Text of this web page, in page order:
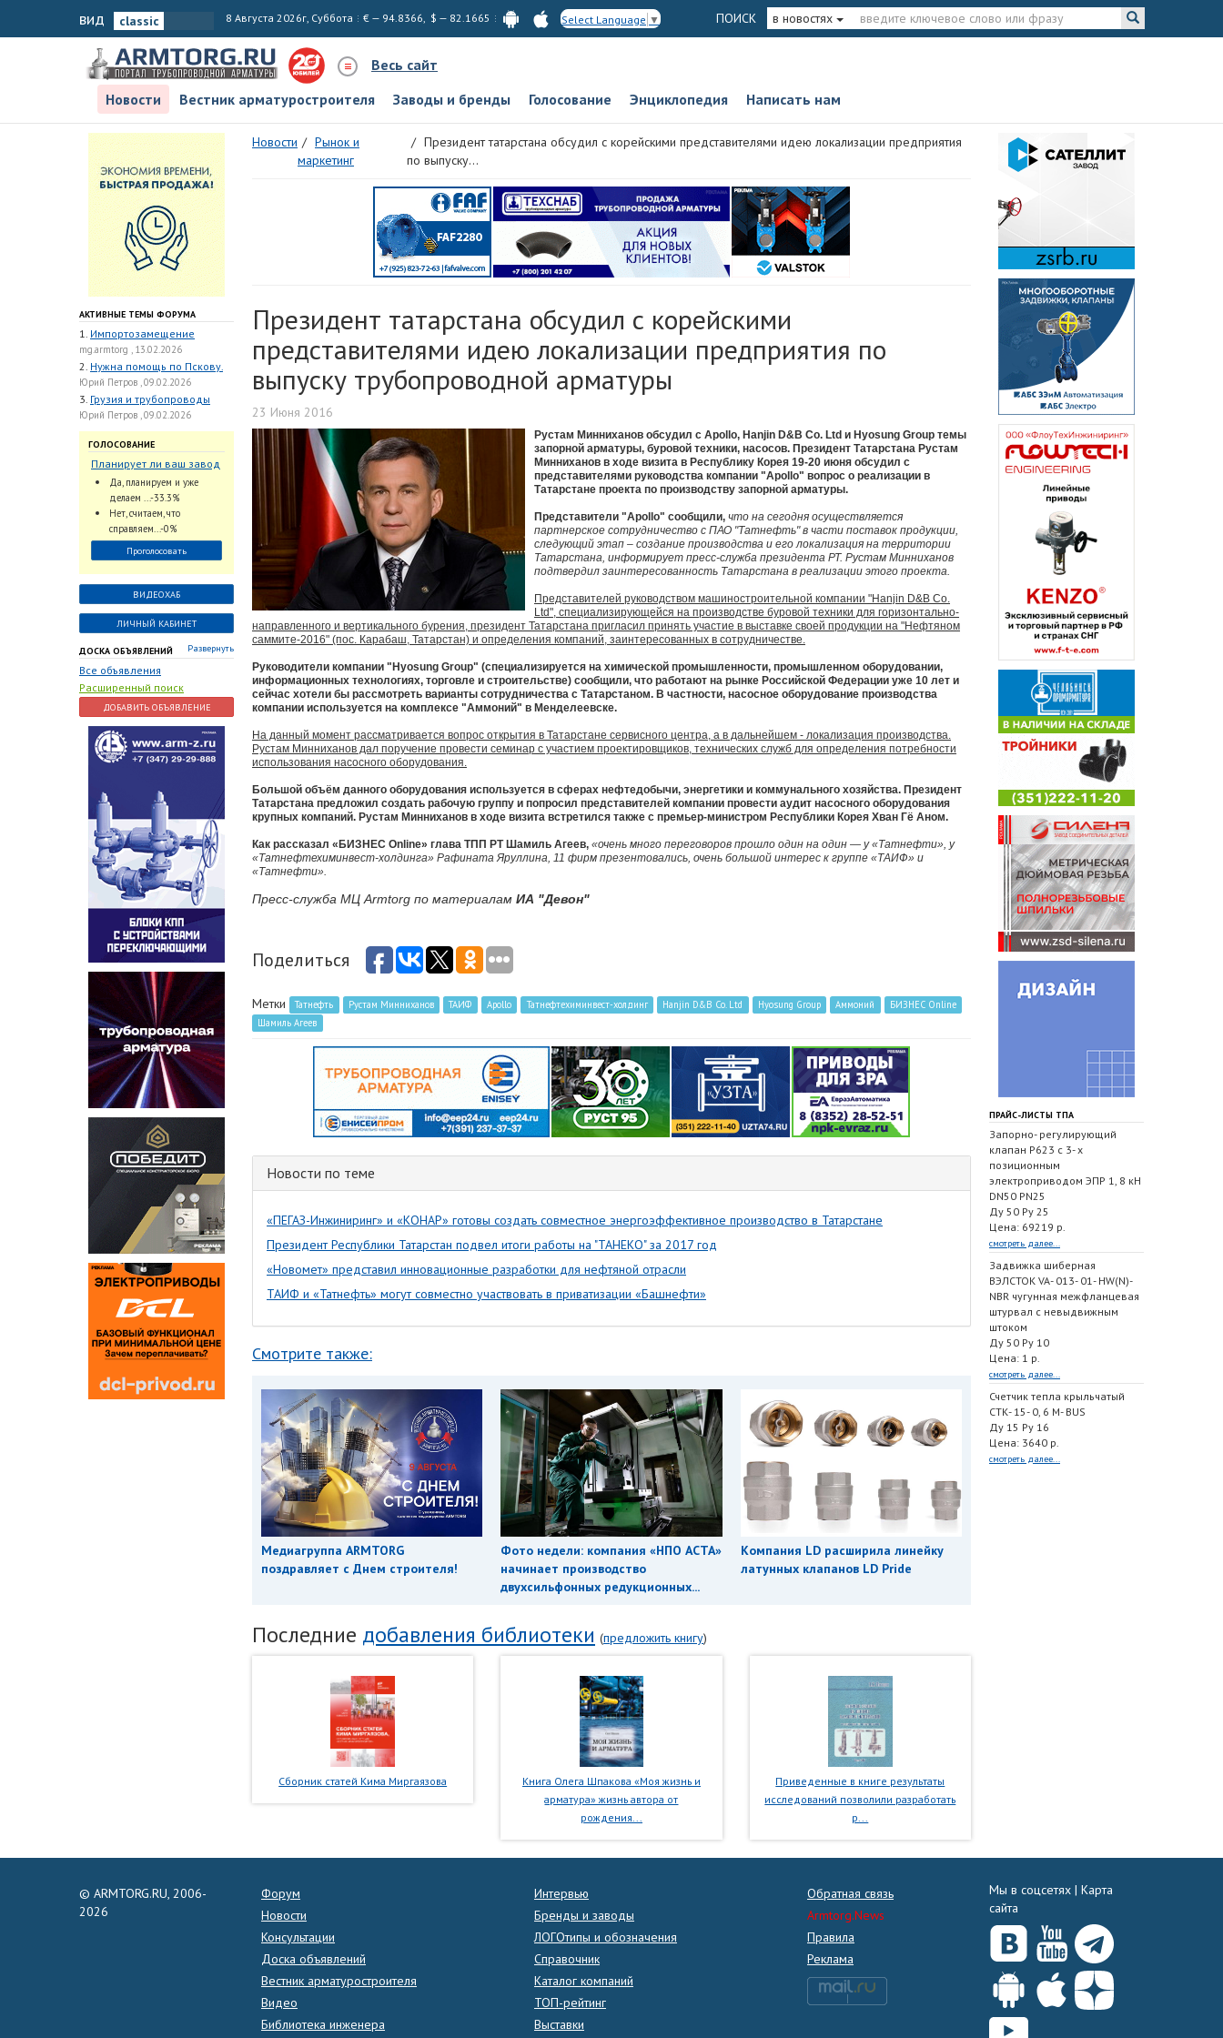
вид 8 Августа 2026г, Суббота € — 94.8366, $ — 82.1665 Select Language ▼ ПОИСК в новостях
Весь сайт
Новости
Вестник арматуростроителя Заводы и бренды Голосование Энциклопедия Написать нам
АКТИВНЫЕ ТЕМЫ ФОРУМА
1. Импортозамещение
mg.armtorg , 13.02.2026
2. Нужна помощь по Пскову.
Юрий Петров , 09.02.2026
3. Грузия и трубопроводы
Юрий Петров , 09.02.2026
ГОЛОСОВАНИЕ
Планирует ли ваш завод
использовать
промышленный
интеллект и цифровые
заказы для ускорения
обработки заказов и
оперативной отгрузки
продукции конечному
потребителю?
Да, планируем и уже
делаем ...-33.3%
Нет, считаем, что
справляем...-0%
Проголосовать
ВИДЕОХАБ
ЛИЧНЫЙ КАБИНЕТ
ДОСКА ОБЪЯВЛЕНИЙ Развернуть
Все объявления
Расширенный поиск
ДОБАВИТЬ ОБЪЯВЛЕНИЕ
Новости
Рынок и
маркетинг
Президент татарстана обсудил с корейскими представителями идею локализации предприятия
по выпуску...
Президент татарстана обсудил с корейскими
представителями идею локализации предприятия по
выпуску трубопроводной арматуры
23 Июня 2016
Рустам Минниханов обсудил с Apollo, Hanjin D&B Co. Ltd и Hyosung Group темы
запорной арматуры, буровой техники, насосов. Президент Татарстана Рустам
Минниханов в ходе визита в Республику Корея 19-20 июня обсудил с
представителями руководства компании "Apollo" вопрос о реализации в
Татарстане проекта по производству запорной арматуры.
Представители "Apollo" сообщили, что на сегодня осуществляется
партнерское сотрудничество с ПАО "Татнефть" в части поставок продукции,
следующий этап – создание производства и его локализация на территории
Татарстана, информирует пресс-служба президента РТ. Рустам Минниханов
подтвердил заинтересованность Татарстана в реализации этого проекта.
Представителей руководством машиностроительной компании "Hanjin D&B Co.
Ltd", специализирующейся на производстве буровой техники для горизонтально-
направленного и вертикального бурения, президент Татарстана пригласил принять участие в выставке своей продукции на "Нефтяном
саммите-2016" (пос. Карабаш, Татарстан) и определения компаний, заинтересованных в сотрудничестве.
Руководители компании "Hyosung Group" (специализируется на химической промышленности, промышленном оборудовании,
информационных технологиях, торговле и строительстве) сообщили, что работают на рынке Российской Федерации уже 10 лет и
сейчас хотели бы рассмотреть варианты сотрудничества с Татарстаном. В частности, насосное оборудование производства
компании используется на комплексе "Аммоний" в Менделеевске.
На данный момент рассматривается вопрос открытия в Татарстане сервисного центра, а в дальнейшем - локализация производства.
Рустам Минниханов дал поручение провести семинар с участием проектировщиков, технических служб для определения потребности
использования насосного оборудования.
Большой объём данного оборудования используется в сферах нефтедобычи, энергетики и коммунального хозяйства. Президент
Татарстана предложил создать рабочую группу и попросил представителей компании провести аудит насосного оборудования
крупных компаний. Рустам Минниханов в ходе визита встретился также с премьер-министром Республики Корея Хван Гё Аном.
Как рассказал «БИЗНЕС Online» глава ТПП РТ Шамиль Агеев, «очень много переговоров прошло один на один — у «Татнефти», у
«Татнефтехиминвест-холдинга» Рафината Яруллина, 11 фирм презентовались, очень большой интерес к группе «ТАИФ» и
«Татнефти».
Пресс-служба МЦ Armtorg по материалам ИА "Девон"
Поделиться
Метки Татнефть Рустам Минниханов ТАИФ Apollo Татнефтехиминвест-холдинг Hanjin D&B Co. Ltd Hyosung Group Аммоний
БИЗНЕС Online
Шамиль Агеев
Новости по теме
«ПЕГАЗ-Инжиниринг» и «КОНАР» готовы создать совместное энергоэффективное производство в Татарстане
Президент Республики Татарстан подвел итоги работы на "ТАНЕКО" за 2017 год
«Новомет» представил инновационные разработки для нефтяной отрасли
ТАИФ и «Татнефть» могут совместно участвовать в приватизации «Башнефти»
Смотрите также:
Медиагруппа ARMTORG
поздравляет с Днем строителя!
Фото недели: компания «НПО АСТА»
начинает производство
двухсильфонных редукционных...
Компания LD расширила линейку
латунных клапанов LD Pride
Последние добавления библиотеки (предложить книгу)
Сборник статей Кима Миргаязова
Книга Олега Шпакова «Моя жизнь и
арматура» жизнь автора от
рождения...
Приведенные в книге результаты
исследований позволили разработать
р...
ПРАЙС-ЛИСТЫ ТПА
Запорно- регулирующий
клапан Р623 с 3- х
позиционным
электроприводом ЭПР 1, 8 кН
DN50 PN25
Ду 50 Ру 25
Цена: 69219 р.
смотреть далее...
Задвижка шиберная
ВЭЛСТОК VA- 013- 01- HW(N)-
NBR чугунная межфланцевая
штурвал с невыдвижным
штоком
Ду 50 Ру 10
Цена: 1 р.
смотреть далее...
Счетчик тепла крыльчатый
СТК- 15- 0, 6 M- BUS
Ду 15 Ру 16
Цена: 3640 р.
смотреть далее...
© ARMTORG.RU, 2006-
2026
Форум
Новости
Консультации
Доска объявлений
Вестник арматуростроителя
Видео
Библиотека инженера
Интервью
Бренды и заводы
ЛОГОтипы и обозначения
Справочник
Каталог компаний
ТОП-рейтинг
Выставки
Обратная связь
Armtorg.News
Правила
Реклама
Мы в соцсетях | Карта
сайта